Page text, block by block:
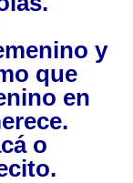
y
que
en
o